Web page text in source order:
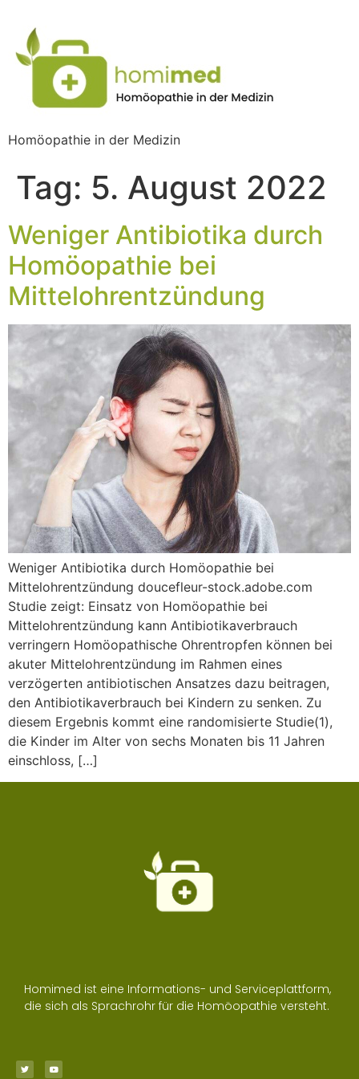
Homöopathie in der Medizin
Tag: 5. August 2022
Weniger Antibiotika durch
Homöopathie bei
Mittelohrentzündung
Weniger Antibiotika durch Homöopathie bei
Mittelohrentzündung doucefleur-stock.adobe.com
Studie zeigt: Einsatz von Homöopathie bei
Mittelohrentzündung kann Antibiotikaverbrauch
verringern Homöopathische Ohrentropfen können bei
akuter Mittelohrentzündung im Rahmen eines
verzögerten antibiotischen Ansatzes dazu beitragen,
den Antibiotikaverbrauch bei Kindern zu senken. Zu
diesem Ergebnis kommt eine randomisierte Studie(1),
die Kinder im Alter von sechs Monaten bis 11 Jahren
einschloss, […]
Homimed ist eine Informations- und Serviceplattform,
die sich als Sprachrohr für die Homöopathie versteht.